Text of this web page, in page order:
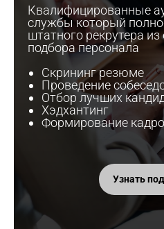
Квалифицированные
службы который
штатного рекрутера из
подбора персонала
Скрининг резюме
Проведение
Отбор лучших
Хэдхантинг
Формирование
Узнать